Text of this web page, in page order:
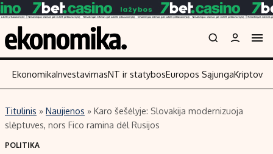
Turinys
Naujienos
Skaitykite
EkonomikaInvestavimasNT ir statybosEuropos Sąjunga
Titulinis » Naujienos » Karo šešėlyje: Slovakija modernizuoja
slėptuves, nors Fico ramina dėl Rusijos
POLITIKA